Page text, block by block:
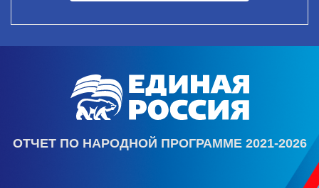
ОТЧЕТ ПО НАРОДНОЙ ПРОГРАММЕ 2021-2026